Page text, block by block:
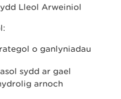
Lleol Arweiniol
o ganlyniadau
sydd ar gael
arnoch